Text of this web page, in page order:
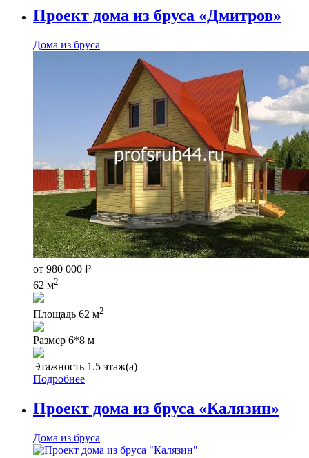
Проект дома из бруса «Дмитров»
Дома из бруса
от 980 000 ₽
62 м2
Площадь 62 м2
Размер 6*8 м
Этажность 1.5 этаж(а)
Подробнее
Проект дома из бруса «Калязин»
Дома из бруса